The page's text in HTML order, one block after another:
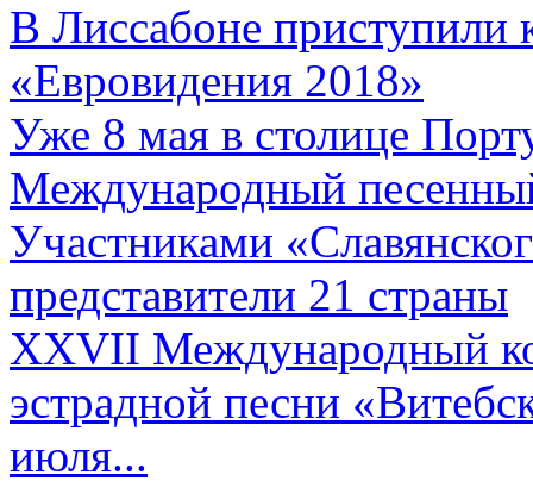
В Лиссабоне приступили
«Евровидения 2018»
Уже 8 мая в столице
Международный
Участниками
представители 21 страны
XXVII Международный
эстрадной песни
июля...